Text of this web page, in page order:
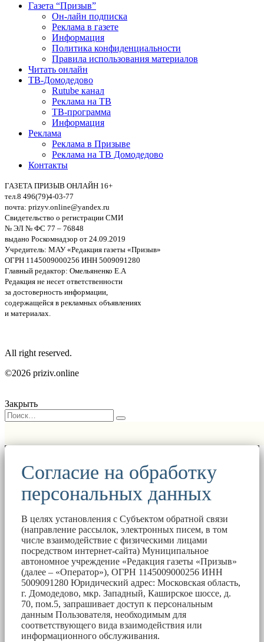
Газета “Призыв”
Он-лайн подписка
Реклама в газете
Информация
Политика конфиденциальности
Правила использования материалов
Читать онлайн
ТВ-Домодедово
Rutube канал
Реклама на ТВ
ТВ-программа
Информация
Реклама
Реклама в Призыве
Реклама на ТВ Домодедово
Контакты
ГАЗЕТА ПРИЗЫВ ОНЛАЙН 16+
тел.8 496(79)4-03-77
почта: prizyv.online@yandex.ru
Свидетельство о регистрации СМИ
№ ЭЛ № ФС 77 – 76848
выдано Роскомнадзор от 24.09.2019
Учредитель: МАУ «Редакция газеты «Призыв»
ОГРН 1145009000256 ИНН 5009091280
Главный редактор: Омельяненко Е.А
Редакция не несет ответственности
за достоверность информации,
содержащейся в рекламных объявлениях
и материалах.
All right reserved.
©2026 priziv.online
Закрыть
Согласие на обработку
персональных данных
В целях установления с Субъектом обратной связи
(направление рассылок, электронных писем, в том
числе взаимодействие с физическими лицами
посредством интернет-сайта) Муниципальное
автономное учреждение «Редакция газеты «Призыв»
(далее – «Оператор»), ОГРН 1145009000256 ИНН
5009091280 Юридический адрес: Московская область,
г. Домодедово, мкр. Западный, Каширское шоссе, д.
70, пом.5, запрашивает доступ к персональным
данным Пользователя, необходимым для
соответствующего вида взаимодействия или
информационного обслуживания.